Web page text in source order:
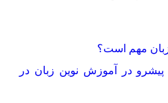
مهم است؟
در آموزش نوین زبان در